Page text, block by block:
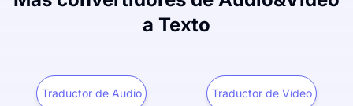
a Texto
Traductor de Audio Traductor de Vídeo